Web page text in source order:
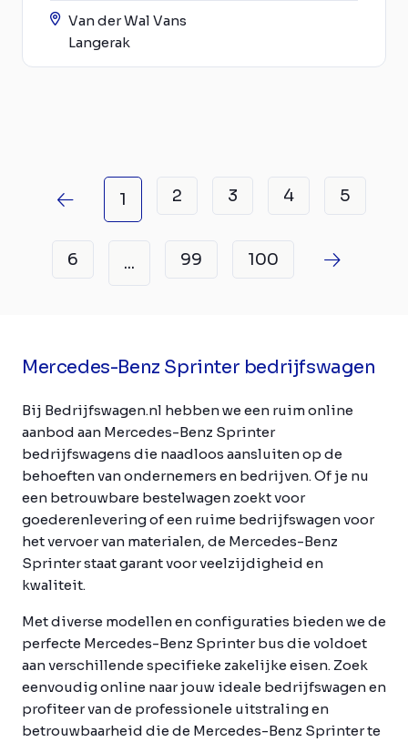
Van der Wal Vans
Langerak
1 2 3 4 5
6 ... 99 100
Mercedes-Benz Sprinter bedrijfswagen
Bij Bedrijfswagen.nl hebben we een ruim online
aanbod aan Mercedes-Benz Sprinter
bedrijfswagens die naadloos aansluiten op de
behoeften van ondernemers en bedrijven. Of je nu
een betrouwbare bestelwagen zoekt voor
goederenlevering of een ruime bedrijfswagen voor
het vervoer van materialen, de Mercedes-Benz
Sprinter staat garant voor veelzijdigheid en
kwaliteit.
Met diverse modellen en configuraties bieden we de
perfecte Mercedes-Benz Sprinter bus die voldoet
aan verschillende specifieke zakelijke eisen. Zoek
eenvoudig online naar jouw ideale bedrijfswagen en
profiteer van de professionele uitstraling en
betrouwbaarheid die de Mercedes-Benz Sprinter te